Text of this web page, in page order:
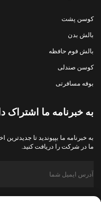
کوسن پشت
بالش بدن
بالش فوم حافظه
کوسن صندلی
بوفه مسافرتی
به خبرنامه ما اشتراک
به خبرنامه ما بپیوندید تا
ما در شرکت را دریافت کنید.